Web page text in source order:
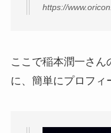
https://
ここで稲本潤一さん
に、簡単にプロフィ